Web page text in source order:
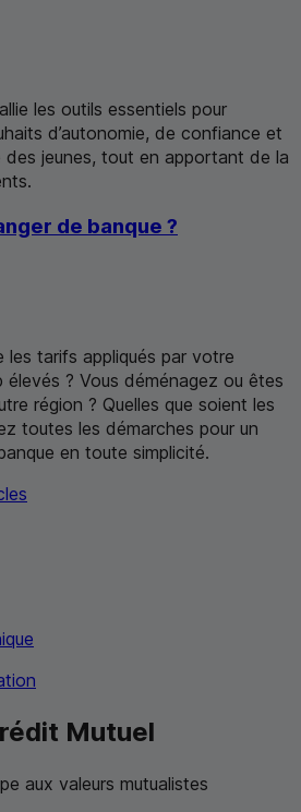
les outils essentiels pour
d’autonomie, de confiance et
des jeunes, tout en apportant de la
de banque ?
les tarifs appliqués par votre
? Vous déménagez ou êtes
région ? Quelles que soient les
toutes les démarches pour un
en toute simplicité.
Mutuel
aux valeurs mutualistes